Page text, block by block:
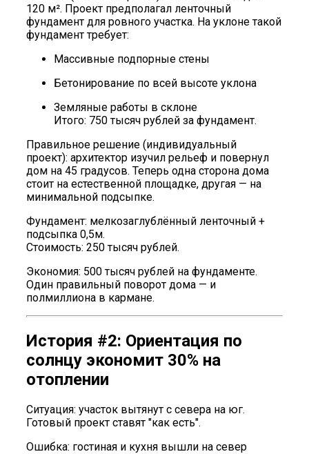
120 м². Проект предполагал ленточный
фундамент для ровного участка. На уклоне такой
фундамент требует:
Массивные подпорные стены
Бетонирование по всей высоте уклона
Земляные работы в склоне
Итого: 750 тысяч рублей за фундамент.
Правильное решение (индивидуальный
проект): архитектор изучил рельеф и повернул
дом на 45 градусов. Теперь одна сторона дома
стоит на естественной площадке, другая — на
минимальной подсыпке.
Фундамент: мелкозаглублённый ленточный +
подсыпка 0,5м.
Стоимость: 250 тысяч рублей.
Экономия: 500 тысяч рублей на фундаменте.
Один правильный поворот дома — и
полмиллиона в кармане.
История #2: Ориентация по
солнцу экономит 30% на
отоплении
Ситуация: участок вытянут с севера на юг.
Готовый проект ставят "как есть".
Ошибка: гостиная и кухня вышли на север